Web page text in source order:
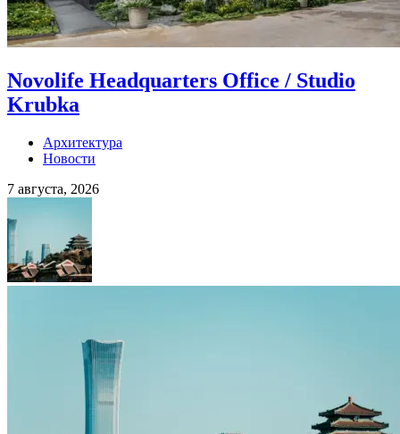
Novolife Headquarters Office / Studio
Krubka
Архитектура
Новости
7 августа, 2026